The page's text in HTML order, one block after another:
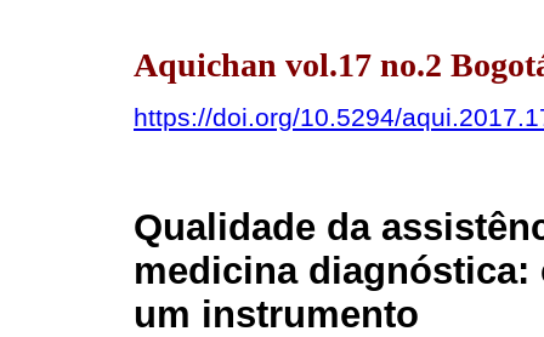
Aquichan vol.17 no.2
https://doi.org/10.5294/
Qualidade da
medicina diagnóstica:
um instrumento